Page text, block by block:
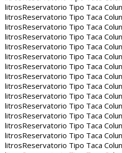
litrosReservatorio Tipo Taca
litrosReservatorio Tipo Taca
litrosReservatorio Tipo Taca
litrosReservatorio Tipo Taca
litrosReservatorio Tipo Taca
litrosReservatorio Tipo Taca
litrosReservatorio Tipo Taca
litrosReservatorio Tipo Taca
litrosReservatorio Tipo Taca
litrosReservatorio Tipo Taca
litrosReservatorio Tipo Taca
litrosReservatorio Tipo Taca
litrosReservatorio Tipo Taca
litrosReservatorio Tipo Taca
litrosReservatorio Tipo Taca